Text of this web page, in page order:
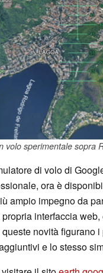
volo sperimentale sopra
di volo di
ora è
ampio impegno da
interfaccia
novità figurano
e lo stesso